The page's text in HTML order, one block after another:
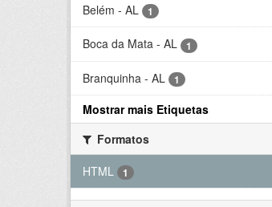
Belém - AL 1
Boca da Mata - AL 1
Branquinha - AL 1
Mostrar mais Etiquetas
Formatos
HTML
1